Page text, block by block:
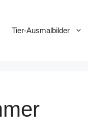
Tier-Ausmalbilder